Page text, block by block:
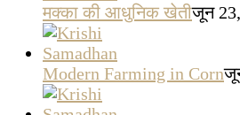
मक्का की आधुनिक खेतीजून
Modern Farming in Corn